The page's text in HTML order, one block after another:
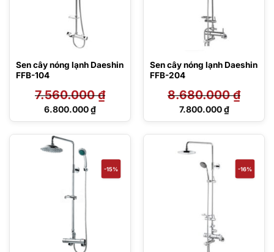
Sen cây nóng lạnh Daeshin
FFB-104
7.560.000₫
Giá
7.560.000 ₫.
6.800.000₫
Giá
tại
6.800.000 ₫.
Sen cây nóng lạnh Daeshin
FFB-204
8.680.000₫
Giá
8.680.000 ₫.
7.800.000₫
Giá
7.800.000 ₫.
-15% -16%